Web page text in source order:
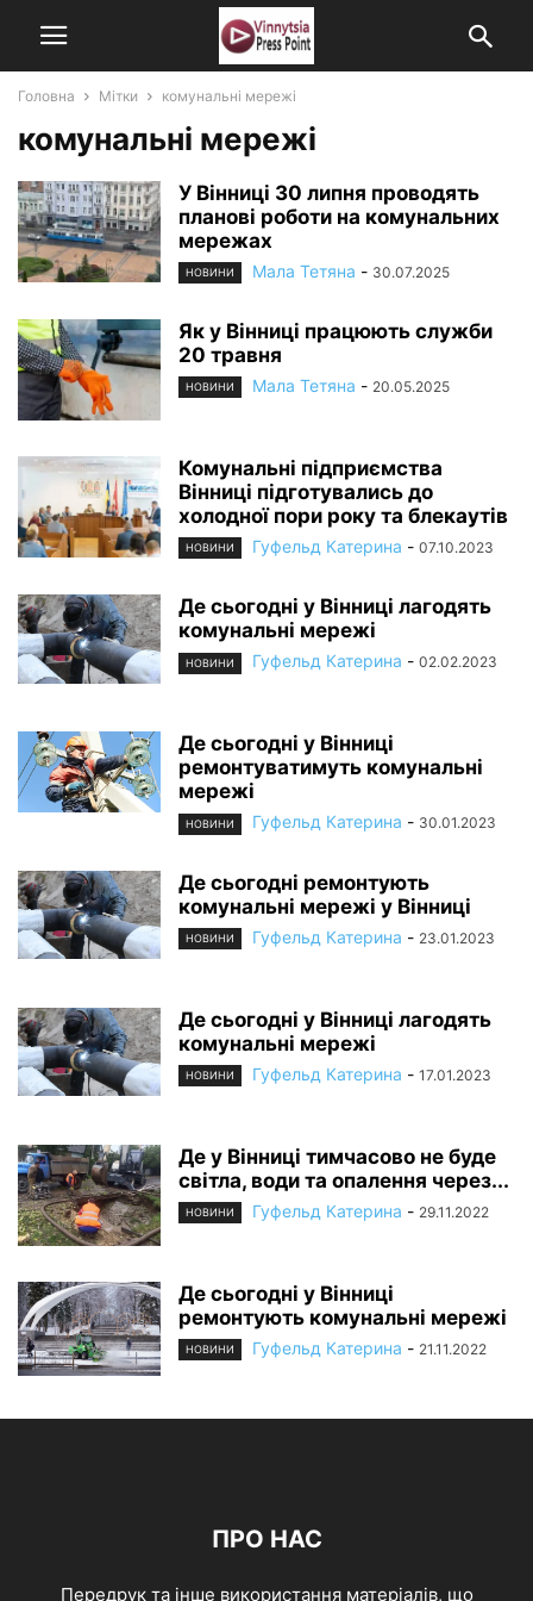
Головна Мітки комунальні мережі
комунальні мережі
У Вінниці 30 липня проводять
планові роботи на комунальних
мережах
НОВИНИ Мала Тетяна - 30.07.2025
Як у Вінниці працюють служби
20 травня
НОВИНИ Мала Тетяна - 20.05.2025
Комунальні підприємства
Вінниці підготувались до
холодної пори року та блекаутів
НОВИНИ Гуфельд Катерина - 07.10.2023
Де сьогодні у Вінниці лагодять
комунальні мережі
НОВИНИ Гуфельд Катерина - 02.02.2023
Де сьогодні у Вінниці
ремонтуватимуть комунальні
мережі
НОВИНИ Гуфельд Катерина - 30.01.2023
Де сьогодні ремонтують
комунальні мережі у Вінниці
НОВИНИ Гуфельд Катерина - 23.01.2023
Де сьогодні у Вінниці лагодять
комунальні мережі
НОВИНИ Гуфельд Катерина - 17.01.2023
Де у Вінниці тимчасово не буде
світла, води та опалення через...
НОВИНИ Гуфельд Катерина - 29.11.2022
Де сьогодні у Вінниці
ремонтують комунальні мережі
НОВИНИ Гуфельд Катерина - 21.11.2022
ПРО НАС
Передрук та інше використання матеріалів, що